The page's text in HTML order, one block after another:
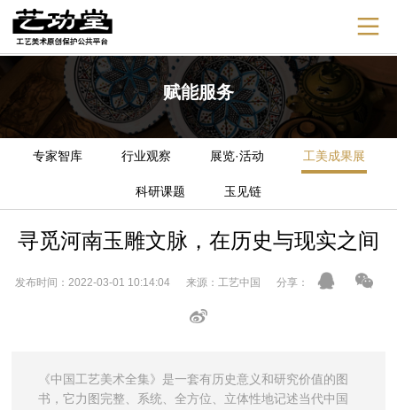
赋能服务
专家智库 行业观察 展览·活动 工美成果展
科研课题 玉见链
寻觅河南玉雕文脉，在历史与现实之间
发布时间：2022-03-01 10:14:04 来源：工艺中国 分享：
《中国工艺美术全集》是一套有历史意义和研究价值的图
书，它力图完整、系统、全方位、立体性地记述当代中国